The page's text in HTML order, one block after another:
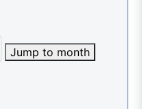
Jump to month